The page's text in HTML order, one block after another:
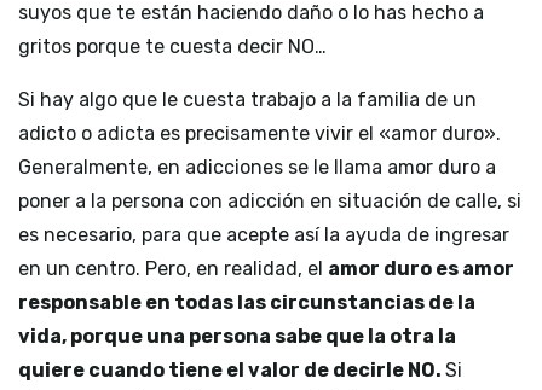
suyos que te están haciendo daño o lo has hecho a
gritos porque te cuesta decir NO…
Si hay algo que le cuesta trabajo a la familia de un
adicto o adicta es precisamente vivir el «amor duro».
Generalmente, en adicciones se le llama amor duro a
poner a la persona con adicción en situación de calle, si
es necesario, para que acepte así la ayuda de ingresar
en un centro. Pero, en realidad, el amor duro es amor
responsable en todas las circunstancias de la
vida, porque una persona sabe que la otra la
quiere cuando tiene el valor de decirle NO. Si